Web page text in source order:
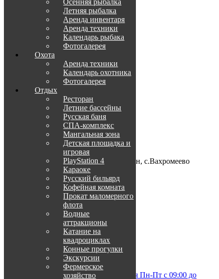
Менеджер по туризму:
+7-967-822-02-08
+7-8512-20-02-08
Место нахождения:
Астраханская область, Икрянинский р-н, с.Вахромеево
GPS координаты:
45º49’29.72″ N 47º35’36.28″ E
info@otdih-v-astrakhani.ru
+7 (967) 822-02-08 (отдел бронирования Пн-Пт с 09:00 до
Осенняя рыбалка
Летняя рыбалка
Аренда инвентаря
Аренда техники
Календарь рыбака
Фотогалерея
Охота
Аренда техники
Календарь охотника
Фотогалерея
Отдых
Ресторан
Летние бассейны
Русская баня
СПА-комплекс
Мангальная зона
Детская площадка и
игровая
PlayStation 4
Караоке
Русский бильярд
Кофейная комната
Прокат маломерного
флота
Водные
аттракционы
Катание на
квадроциклах
Конные прогулки
Экскурсии
Фермерское
хозяйство